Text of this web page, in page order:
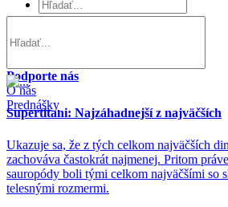
Podporte nás
O nás
Prednášky
Supertitani: Najzáhadnejší z najväčších
Ukazuje sa, že z tých celkom najväčších
zachováva častokrát najmenej. Pritom
sauropódy boli tými celkom najväčšími so
telesnými rozmermi.